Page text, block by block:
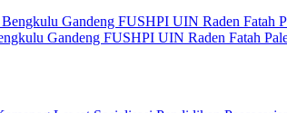
Gandeng FUSHPI UIN Raden Fatah